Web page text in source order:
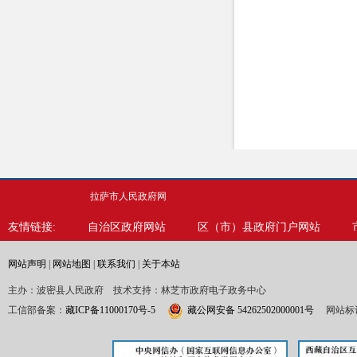
拉萨市人民政府网
友情链接: 自治区政府网站 区（市）县政府门户网站
网站声明 网站地图 联系我们 关于本站
主办：波密县人民政府 技术支持：林芝市政府电子政务中心
工信部备案： 藏ICP备11000170号-5 藏公网安备 54262502000001号 网站标